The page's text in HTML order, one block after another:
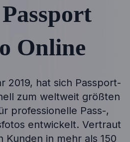
Online
2019, hat sich Passport-
zum weltweit größten
professionelle Pass-,
entwickelt. Vertraut
Kunden in mehr als 150